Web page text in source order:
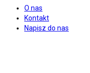
O nas
Kontakt
Napisz do nas